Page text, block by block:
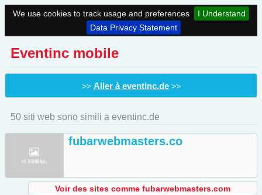
We use cookies to track usage and preferences
I Understand
Data Privacy Statement
Eventinc mobile
>> Aller à eventinc.de>>
50 siti web sono simili a eventinc.de
fubarwebmasters.co
Voir des sites comme fubarwebmasters.com